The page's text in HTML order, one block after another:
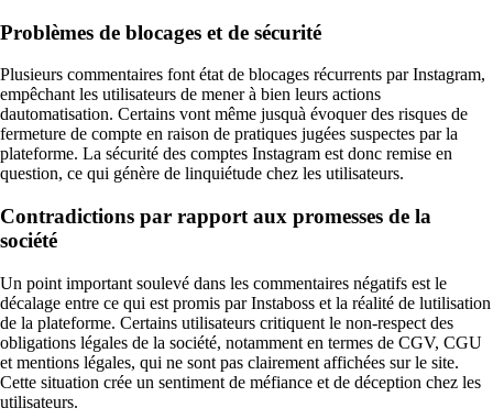
Problèmes de blocages et de sécurité
Plusieurs commentaires font état de blocages récurrents par Instagram,
empêchant les utilisateurs de mener à bien leurs actions
dautomatisation. Certains vont même jusquà évoquer des risques de
fermeture de compte en raison de pratiques jugées suspectes par la
plateforme. La sécurité des comptes Instagram est donc remise en
question, ce qui génère de linquiétude chez les utilisateurs.
Contradictions par rapport aux promesses de la
société
Un point important soulevé dans les commentaires négatifs est le
décalage entre ce qui est promis par Instaboss et la réalité de lutilisation
de la plateforme. Certains utilisateurs critiquent le non-respect des
obligations légales de la société, notamment en termes de CGV, CGU
et mentions légales, qui ne sont pas clairement affichées sur le site.
Cette situation crée un sentiment de méfiance et de déception chez les
utilisateurs.